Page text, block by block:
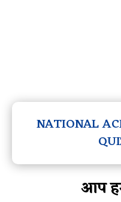
NATIONAL
आप